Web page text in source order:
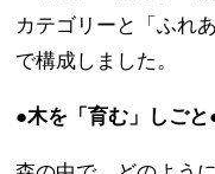
カテゴリーと「ふれ
で構成しました。
●木を「育む」しごと